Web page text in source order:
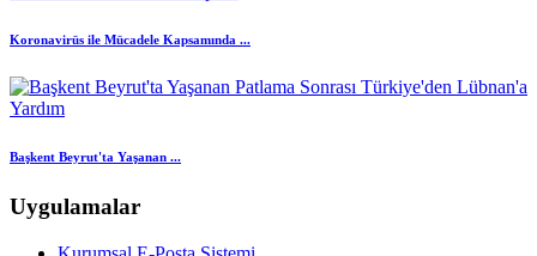
Koronavirüs ile Mücadele Kapsamında ...
Başkent Beyrut'ta Yaşanan ...
Uygulamalar